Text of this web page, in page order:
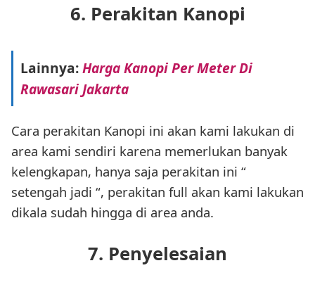
6. Perakitan Kanopi
Lainnya:Harga Kanopi Per Meter Di
Rawasari Jakarta
Cara perakitan Kanopi ini akan kami lakukan di
area kami sendiri karena memerlukan banyak
kelengkapan, hanya saja perakitan ini “
setengah jadi “, perakitan full akan kami lakukan
dikala sudah hingga di area anda.
7. Penyelesaian